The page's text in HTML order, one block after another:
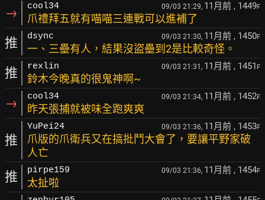
→ cool34 09/03 21:29, 11月前 , 1449F
爪禮拜五就有喵喵三連戰可以進補了
推 dsync 09/03 21:30, 11月前 , 1450F
一、三壘有人，結果沒盜壘到2是比較奇怪。
推 rexlin 09/03 21:31, 11月前 , 1451 F
鈴木今晚真的很鬼神啊~
→ cool34 09/03 21:34, 11月前 , 1452F
昨天張捕就被味全跑爽爽
推
YuPei24 09/03 21:36, 11月前 , 1453F
爪版的爪衛兵又在搞批鬥大會了，要讓平野家破
人亡
推 pirpe159 09/03 21:36, 11月前 , 1454F
太扯啦